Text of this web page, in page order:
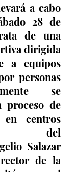
a cabo
28 de
de una
dirigida
a equipos
personas
se
proceso de
en centros
del
Salazar
de la